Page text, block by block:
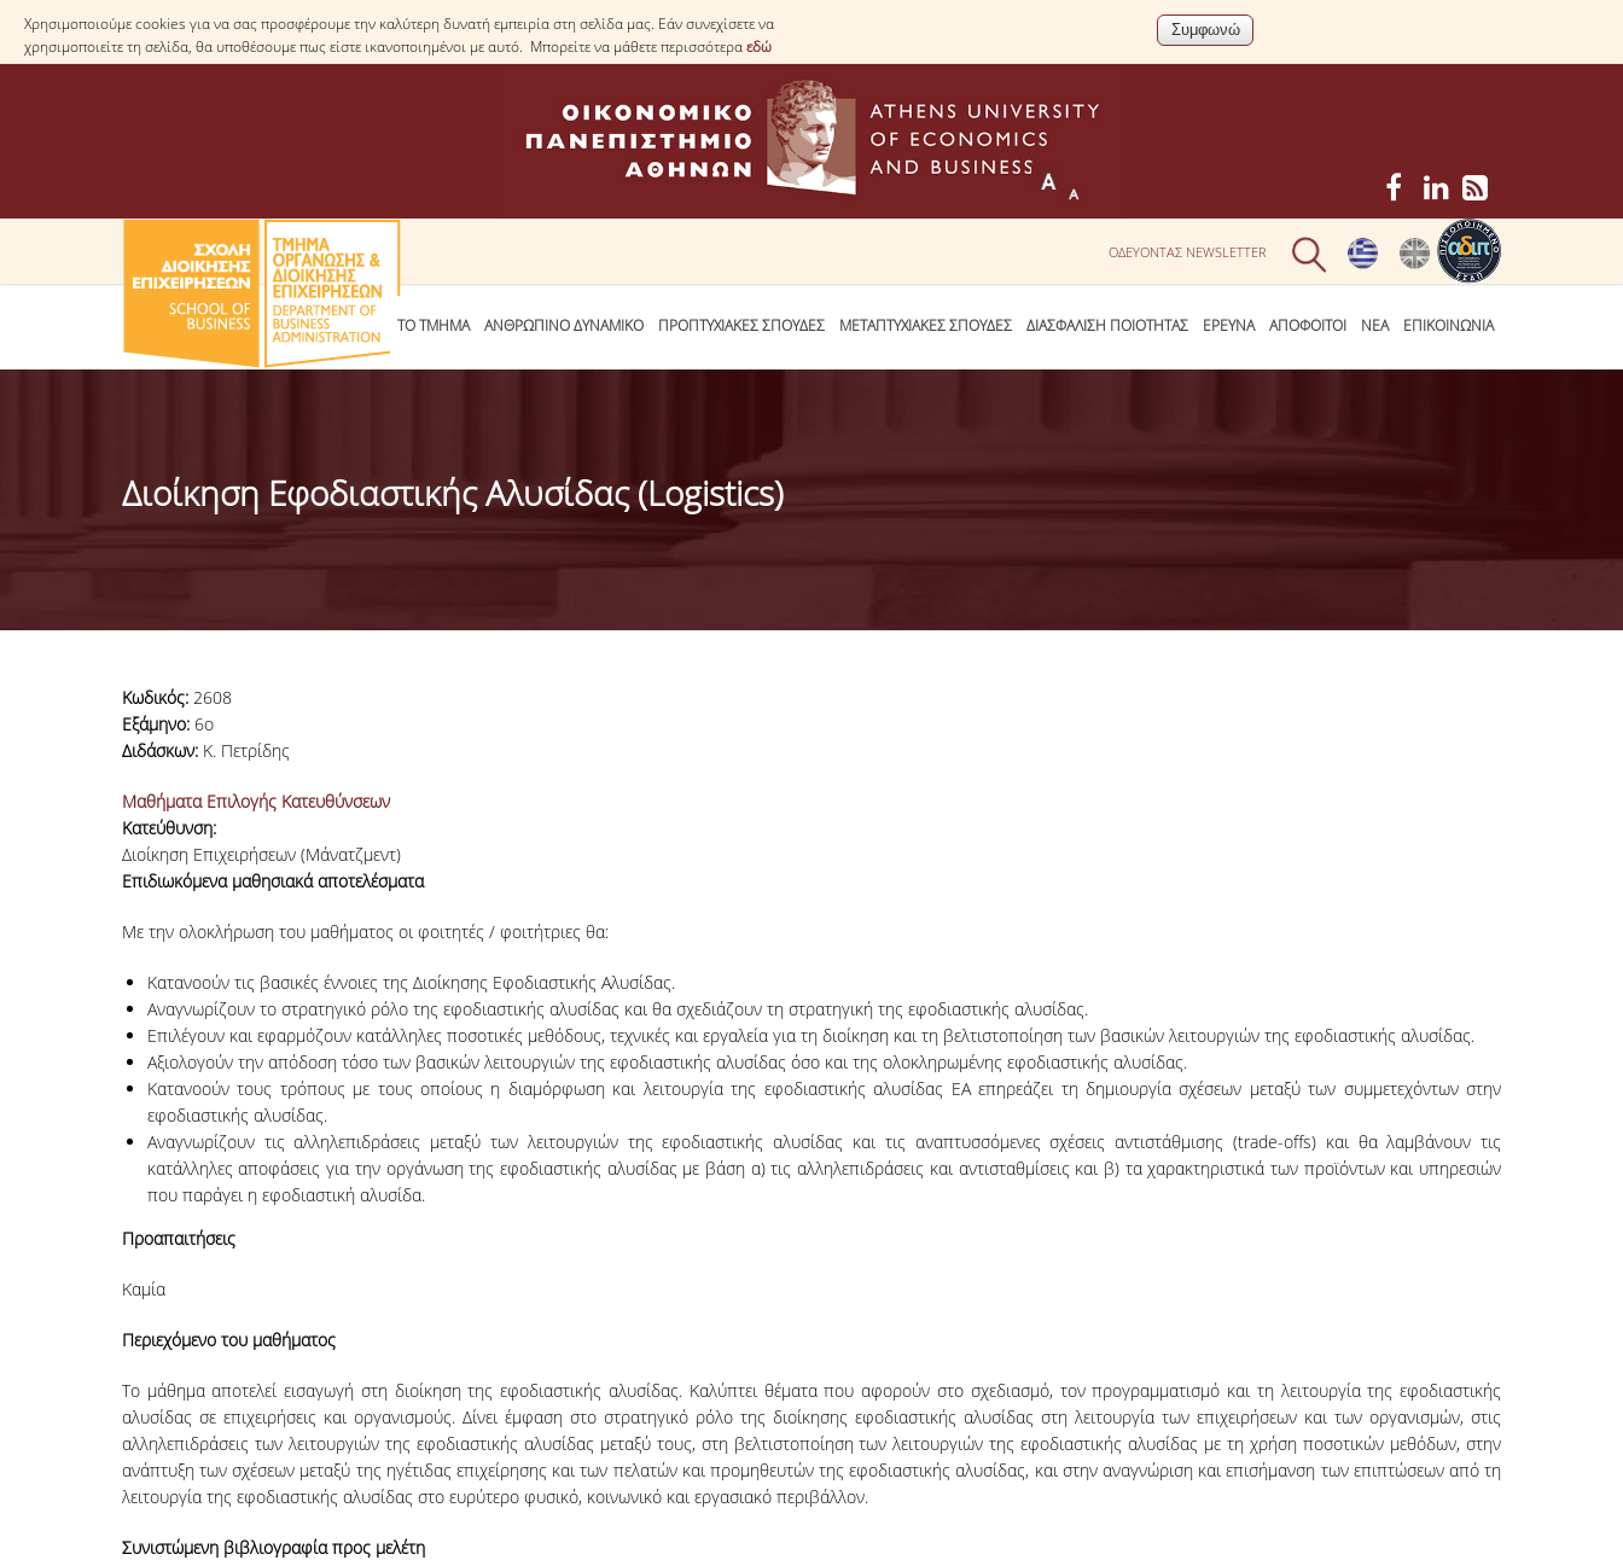
Χρησιμοποιούμε cookies για να σας προσφέρουμε την καλύτερη δυνατή εμπειρία στη σελίδα μας. Εάν συνεχίσετε να
χρησιμοποιείτε τη σελίδα, θα υποθέσουμε πως είστε ικανοποιημένοι με αυτό. Μπορείτε να μάθετε περισσότεραεδώ
ΟΔΕΥΟΝΤΑΣ NEWSLETTER
ΤΟ ΤΜΗΜΑ ΑΝΘΡΩΠΙΝΟ ΔΥΝΑΜΙΚΟ ΠΡΟΠΤΥΧΙΑΚΕΣ ΣΠΟΥΔΕΣ ΜΕΤΑΠΤΥΧΙΑΚΕΣ ΣΠΟΥΔΕΣ ΔΙΑΣΦΑΛΙΣΗ ΠΟΙΟΤΗΤΑΣ ΕΡΕΥΝΑ ΑΠΟΦΟΙΤΟΙ ΝΕΑ ΕΠΙΚΟΙΝΩΝΙΑ
Διοίκηση Εφοδιαστικής Αλυσίδας (Logistics)
Κωδικός: 2608
Εξάμηνο: 6ο
Διδάσκων: Κ. Πετρίδης
Μαθήματα Επιλογής Κατευθύνσεων
Κατεύθυνση:
Διοίκηση Επιχειρήσεων (Μάνατζμεντ)
Επιδιωκόμενα μαθησιακά αποτελέσματα
Με την ολοκλήρωση του μαθήματος οι φοιτητές / φοιτήτριες θα:
Κατανοούν τις βασικές έννοιες της Διοίκησης Εφοδιαστικής Αλυσίδας.
Αναγνωρίζουν το στρατηγικό ρόλο της εφοδιαστικής αλυσίδας και θα σχεδιάζουν τη στρατηγική της εφοδιαστικής αλυσίδας.
Επιλέγουν και εφαρμόζουν κατάλληλες ποσοτικές μεθόδους, τεχνικές και εργαλεία για τη διοίκηση και τη βελτιστοποίηση των βασικών λειτουργιών της εφοδιαστικής αλυσίδας.
Αξιολογούν την απόδοση τόσο των βασικών λειτουργιών της εφοδιαστικής αλυσίδας όσο και της ολοκληρωμένης εφοδιαστικής αλυσίδας.
Κατανοούν τους τρόπους με τους οποίους η διαμόρφωση και λειτουργία της εφοδιαστικής αλυσίδας ΕΑ επηρεάζει τη δημιουργία σχέσεων μεταξύ των συμμετεχόντων στην
εφοδιαστικής αλυσίδας.
Αναγνωρίζουν τις αλληλεπιδράσεις μεταξύ των λειτουργιών της εφοδιαστικής αλυσίδας και τις αναπτυσσόμενες σχέσεις αντιστάθμισης (trade-offs) και θα λαμβάνουν τις
κατάλληλες αποφάσεις για την οργάνωση της εφοδιαστικής αλυσίδας με βάση α) τις αλληλεπιδράσεις και αντισταθμίσεις και β) τα χαρακτηριστικά των προϊόντων και υπηρεσιών
που παράγει η εφοδιαστική αλυσίδα.
Προαπαιτήσεις
Καμία
Περιεχόμενο του μαθήματος
Το μάθημα αποτελεί εισαγωγή στη διοίκηση της εφοδιαστικής αλυσίδας. Καλύπτει θέματα που αφορούν στο σχεδιασμό, τον προγραμματισμό και τη λειτουργία της εφοδιαστικής
αλυσίδας σε επιχειρήσεις και οργανισμούς. Δίνει έμφαση στο στρατηγικό ρόλο της διοίκησης εφοδιαστικής αλυσίδας στη λειτουργία των επιχειρήσεων και των οργανισμών, στις
αλληλεπιδράσεις των λειτουργιών της εφοδιαστικής αλυσίδας μεταξύ τους, στη βελτιστοποίηση των λειτουργιών της εφοδιαστικής αλυσίδας με τη χρήση ποσοτικών μεθόδων, στην
ανάπτυξη των σχέσεων μεταξύ της ηγέτιδας επιχείρησης και των πελατών και προμηθευτών της εφοδιαστικής αλυσίδας, και στην αναγνώριση και επισήμανση των επιπτώσεων από τη
λειτουργία της εφοδιαστικής αλυσίδας στο ευρύτερο φυσικό, κοινωνικό και εργασιακό περιβάλλον.
Συνιστώμενη βιβλιογραφία προς μελέτη